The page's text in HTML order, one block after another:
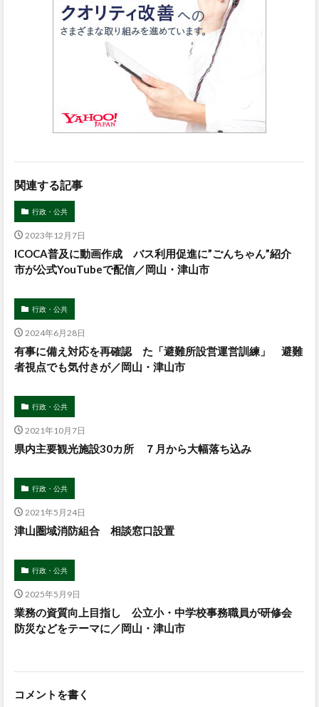
関連する記事
行政・公共
2023年12月7日
ICOCA普及に動画作成 バス利用促進に”ごんちゃん”紹介
市が公式YouTubeで配信／岡山・津山市
行政・公共
2024年6月28日
有事に備え対応を再確認 た「避難所設営運営訓練」 避難
者視点でも気付きが／岡山・津山市
行政・公共
2021年10月7日
県内主要観光施設30カ所 ７月から大幅落ち込み
行政・公共
2021年5月24日
津山圏域消防組合 相談窓口設置
行政・公共
2025年5月9日
業務の資質向上目指し 公立小・中学校事務職員が研修会
防災などをテーマに／岡山・津山市
コメントを書く